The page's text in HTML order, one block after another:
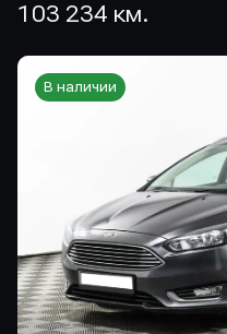
103 234 км.
В наличии